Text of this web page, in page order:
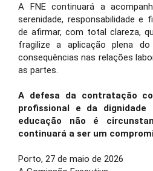
A FNE continuará a
serenidade, responsabilidade e
de afirmar, com total clareza,
fragilize a aplicação plena
consequências nas relações
as partes.
A defesa da contratação
profissional e da dignidade
educação não é
continuará a ser um
Porto, 27 de maio de 2026